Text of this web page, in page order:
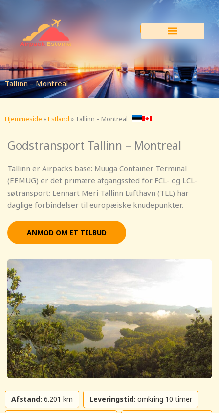
indhold
Tallinn – Montreal
Hjemmeside »Estland » Tallinn – Montreal
Godstransport Tallinn – Montreal
Tallinn er Airpacks base: Muuga Container Terminal
(EEMUG) er det primære afgangssted for FCL- og LCL-
søtransport; Lennart Meri Tallinn Lufthavn (TLL) har
daglige forbindelser til europæiske knudepunkter.
ANMOD OM ET TILBUD
Afstand: 6.201 km Leveringstid: omkring 10 timer